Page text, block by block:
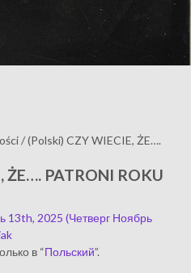
/(Polski) CZY WIECIE, ŻE….
ŻE…. PATRONI ROKU
13th, 2025 (Четверг Ноябрь
в “Польский”.